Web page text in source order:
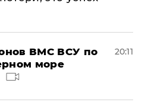
ВМС ВСУ по
море
20:11